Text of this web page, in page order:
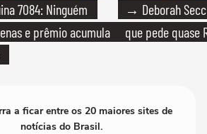
7084: Ninguém
e prêmio acumula
→ Deborah
que pede quase
a ficar entre os 20 maiores sites de
notícias do Brasil.